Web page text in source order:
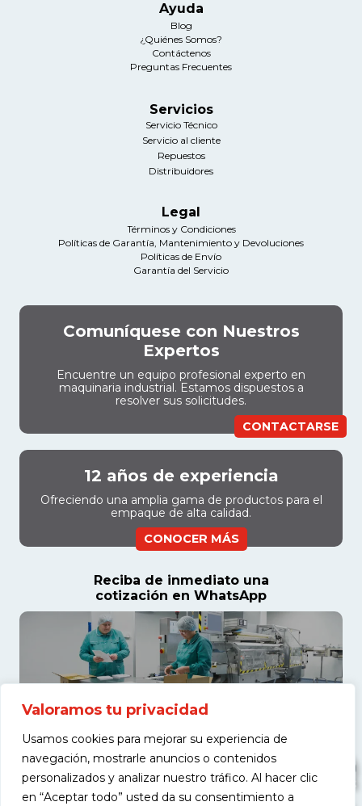
Valoramos tu privacidad
Usamos cookies para mejorar su experiencia de
navegación, mostrarle anuncios o contenidos
personalizados y analizar nuestro tráfico. Al hacer clic
en “Aceptar todo” usted da su consentimiento a
Ayuda
Blog
¿Quiénes Somos?
Contáctenos
Preguntas Frecuentes
Servicios
Servicio Técnico
Servicio al cliente
Repuestos
Distribuidores
Legal
Términos y Condiciones
Políticas de Garantía, Mantenimiento y Devoluciones
Políticas de Envío
Garantía del Servicio
Comuníquese con Nuestros
Expertos
Encuentre un equipo profesional experto en
maquinaria industrial. Estamos dispuestos a
resolver sus solicitudes.
CONTACTARSE
12 años de experiencia
Ofreciendo una amplia gama de productos para el
empaque de alta calidad.
CONOCER MÁS
Reciba de inmediato una
cotización en WhatsApp